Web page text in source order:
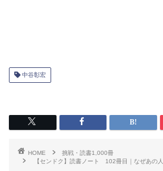
中谷彰宏
HOME
挑戦・読書1,000冊
【センドク】読書ノート 102冊目｜なぜあの